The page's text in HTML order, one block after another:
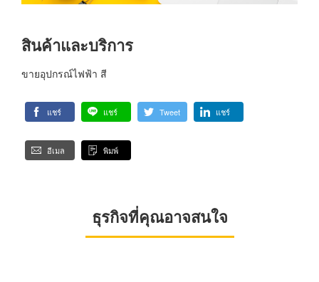
สินค้าและบริการ
ขายอุปกรณ์ไฟฟ้า สี
แชร์ แชร์ Tweet แชร์
อีเมล พิมพ์
ธุรกิจที่คุณอาจสนใจ